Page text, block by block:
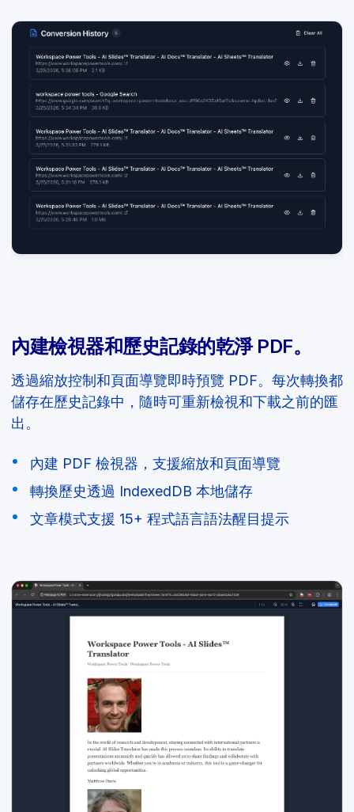
內建檢視器和歷史記錄的乾淨 PDF。
透過縮放控制和頁面導覽即時預覽 PDF。每次轉換都
儲存在歷史記錄中，隨時可重新檢視和下載之前的匯
出。
內建 PDF 檢視器，支援縮放和頁面導覽
轉換歷史透過 IndexedDB 本地儲存
文章模式支援 15+ 程式語言語法醒目提示